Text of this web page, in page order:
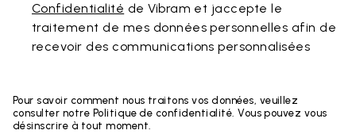
Confidentialité de Vibram et jaccepte le
traitement de mes données personnelles afin de
recevoir des communications personnalisées
Pour savoir comment nous traitons vos données, veuillez
consulter notre Politique de confidentialité. Vous pouvez vous
désinscrire à tout moment.